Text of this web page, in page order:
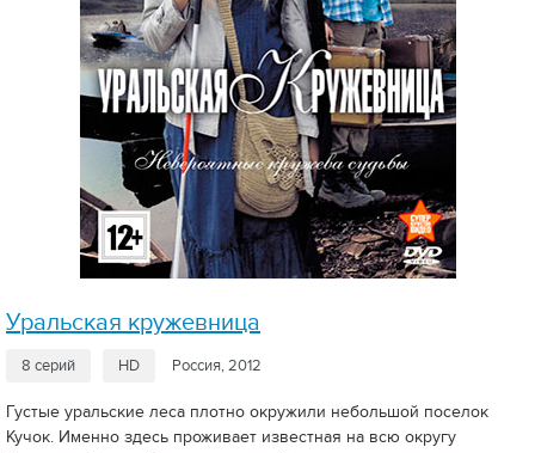
Уральская кружевница
8 серий HD Россия, 2012
Густые уральские леса плотно окружили небольшой поселок
Кучок. Именно здесь проживает известная на всю округу